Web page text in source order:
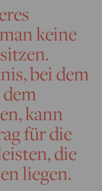
keine
bei dem
kann
für die
die
liegen.